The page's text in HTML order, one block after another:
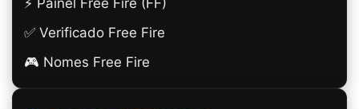
⚡ Painel Free Fire (FF)
✅ Verificado Free Fire
🎮 Nomes Free Fire